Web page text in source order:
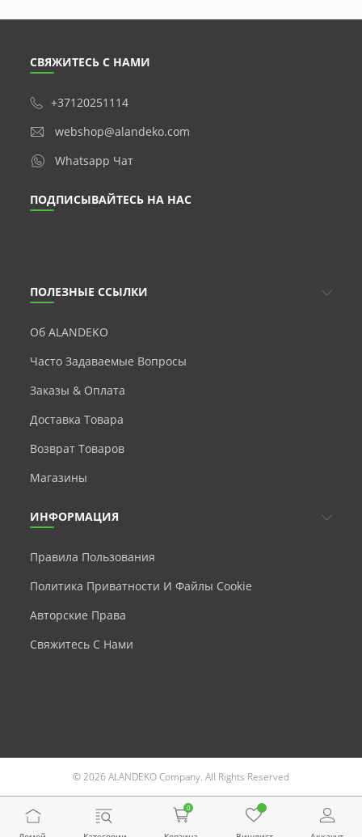
ПОЛЕЗНЫЕ ССЫЛКИ
Об ALANDEKO
Часто Задаваемые Вопросы
Заказы & Оплата
Доставка Товара
Возврат Товаров
Магазины
СВЯЖИТЕСЬ С НАМИ
+37120251114
webshop@alandeko.com
Whatsapp Чат
ПОДПИСЫВАЙТЕСЬ НА НАС
ИНФОРМАЦИЯ
Правила Пользования
Политика Приватности И Файлы Cookie
Авторские Права
Свяжитесь С Нами
© 2026 ALANDEKO Company. All Rights Reserved
0